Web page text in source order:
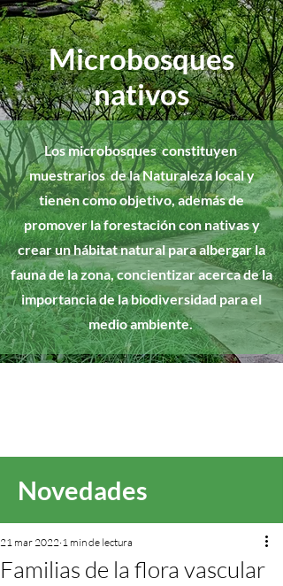
Microbosques
nativos
Los microbosques constituyen
muestrarios de la Naturaleza local y
tienen como objetivo, además de
promover la forestación con nativas y
crear un hábitat natural para albergar la
fauna de la zona, concientizar acerca de la
importancia de la biodiversidad para el
medio ambiente.
Novedades
Familias de la flora vascular
21 mar 2022 1 min de lectura